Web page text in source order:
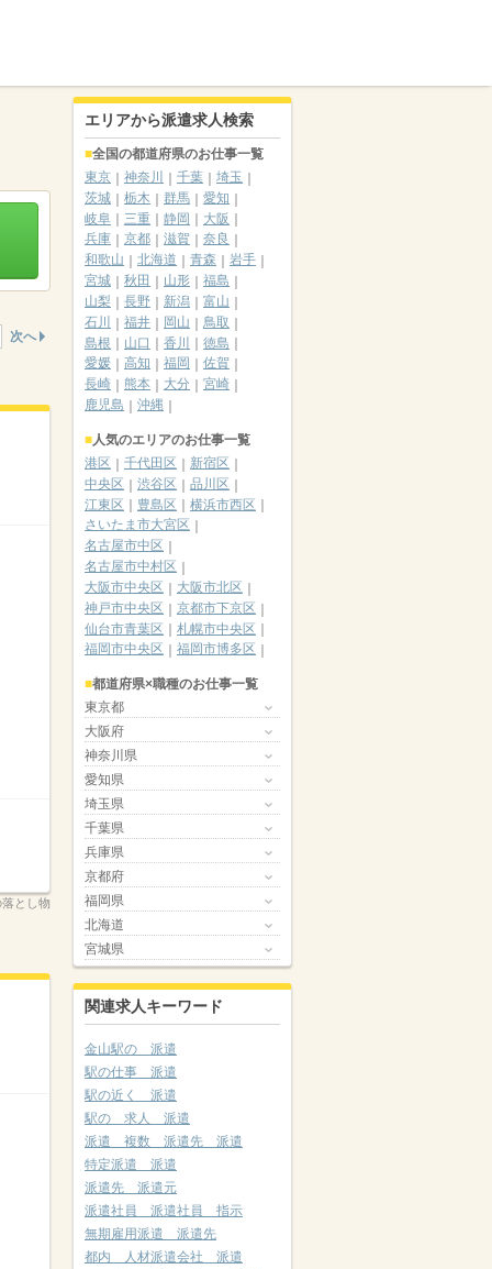
次へ
落とし物
エリアから派遣求人検索
全国の都道府県のお仕事一覧
東京
神奈川 千葉
埼玉
茨城
栃木 群馬
愛知
岐阜
三重 静岡
大阪
兵庫
京都 滋賀
奈良
和歌山
北海道 青森
岩手
宮城
秋田 山形
福島
山梨
長野 新潟
富山
石川
福井 岡山
鳥取
島根
山口 香川
徳島
愛媛
高知 福岡
佐賀
長崎
熊本 大分
宮崎
鹿児島
沖縄
人気のエリアのお仕事一覧
港区
千代田区
新宿区
中央区
渋谷区
品川区
江東区
豊島区
横浜市西区
さいたま市大宮区
名古屋市中区
名古屋市中村区
大阪市中央区
大阪市北区
神戸市中央区
京都市下京区
仙台市青葉区
札幌市中央区
福岡市中央区
福岡市博多区
都道府県×職種のお仕事一覧
東京都
大阪府
神奈川県
愛知県
埼玉県
千葉県
兵庫県
京都府
福岡県
北海道
宮城県
関連求人キーワード
金山駅の 派遣
駅の仕事 派遣
駅の近く 派遣
駅の 求人 派遣
派遣 複数 派遣先 派遣
特定派遣 派遣
派遣先 派遣元
派遣社員 派遣社員 指示
無期雇用派遣 派遣先
都内 人材派遣会社 派遣